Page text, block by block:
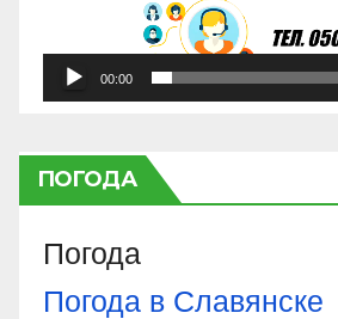
00:00
ПОГОДА
Погода
Погода в Славянске